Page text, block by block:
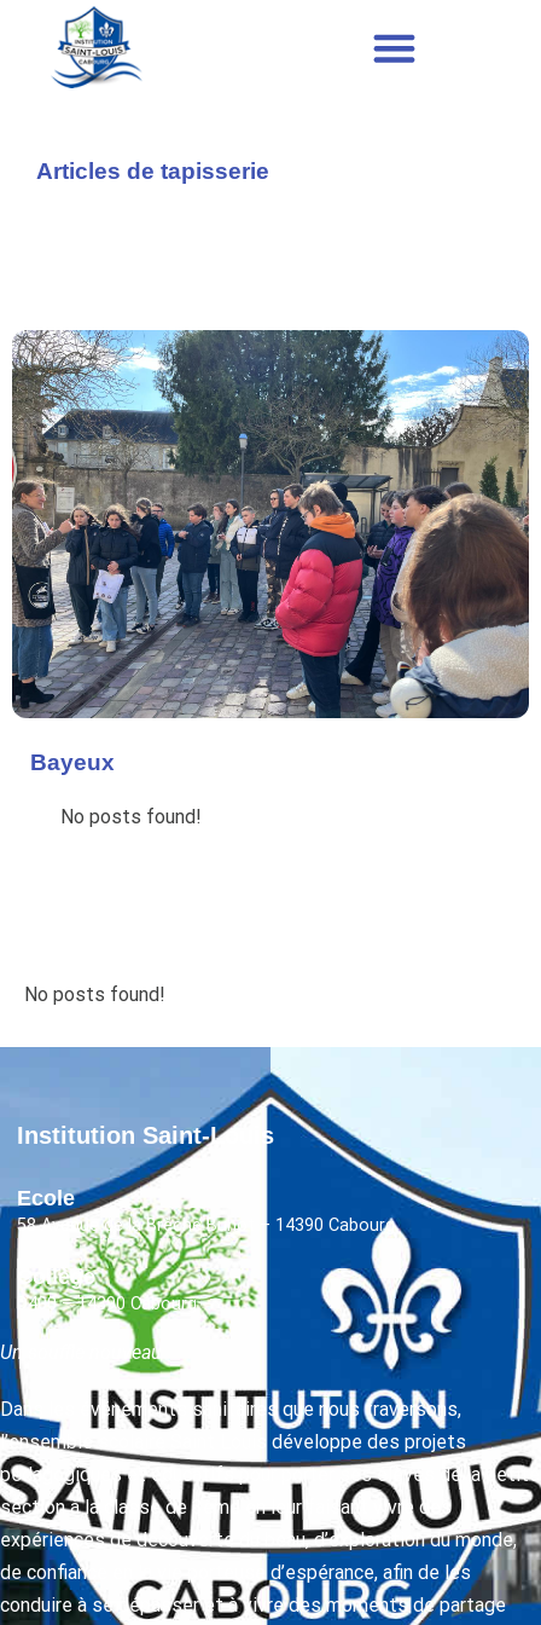
Articles de tapisserie
Bayeux
No posts found!
No posts found!
Institution Saint-Louis
Ecole
58 Avenue de la Brèche Buhot – 14390 Cabourg
Collège
D400 – 14390 Cabourg
Un souffle nouveau
Dans les événements sanitaires que nous traversons,
l’ensemble scolaire Saint Louis développe des projets
pédagogiques et éducatifs pour porter ses élèves de la petite
section à la classe de 3ème en leur faisant vivre des
expériences de découverte du beau, d’exploration du monde,
de confiance en la vie porteuse d’espérance, afin de les
conduire à se dépasser et à vivre des moments de partage